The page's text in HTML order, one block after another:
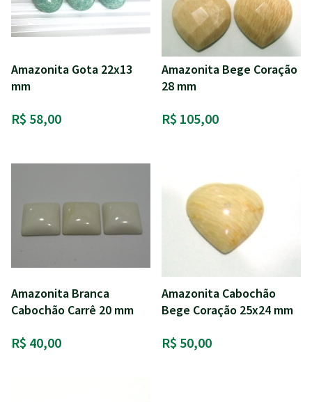
Amazonita Gota 22x13
mm
R$ 58,00
Amazonita Bege Coração
28 mm
R$ 105,00
Amazonita Branca
Cabochão Carrê 20 mm
R$ 40,00
Amazonita Cabochão
Bege Coração 25x24 mm
R$ 50,00